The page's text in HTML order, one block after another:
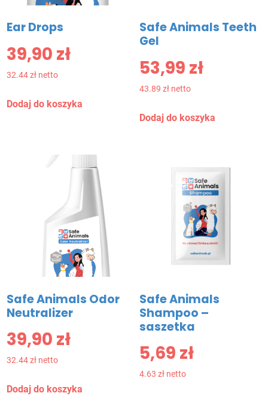
Ear Drops
39,90 zł
32.44 zł netto
Dodaj do koszyka
Safe Animals Teeth
Gel
53,99 zł
43.89 zł netto
Dodaj do koszyka
Safe Animals Odor
Neutralizer
39,90 zł
32.44 zł netto
Dodaj do koszyka
Safe Animals
Shampoo –
saszetka
5,69 zł
4.63 zł netto